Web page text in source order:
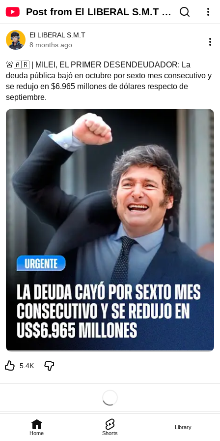
Post from El LIBERAL S.M.T -
YouTube
Home Shorts
Library
El LIBERAL S.M.T
8 months ago
🚨🇦🇷 | MILEI, EL PRIMER DESENDEUDADOR: La
deuda pública bajó en octubre por sexto mes consecutivo y
se redujo en $6.965 millones de dólares respecto de
septiembre.
5.4K